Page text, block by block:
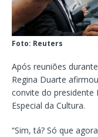
Foto: Reuters
Após reuniões
Regina Duarte
convite do presidente
Especial da Cultura.
“Sim, tá? Só que